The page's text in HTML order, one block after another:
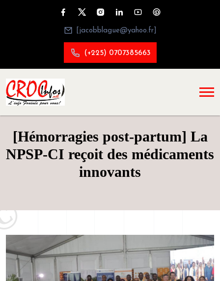
[jacobblague@yahoo.fr]
(+225) 0707385663
[Hémorragies post-partum] La
NPSP-CI reçoit des médicaments
innovants